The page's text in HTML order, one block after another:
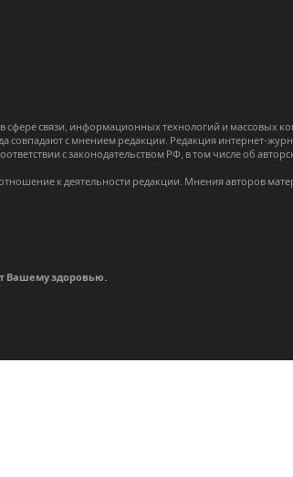
сфере связи, информационных технологий и массовых
с мнением редакции. Редакция интернет-
с законодательством РФ, в том числе об
к деятельности редакции. Мнения авторов
Вашему здоровью.